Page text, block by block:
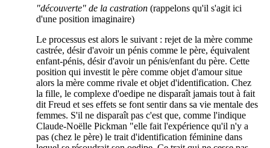
"découverte" de la castration (rappelons qu'il s'agit ici
d'une position imaginaire)
Le processus est alors le suivant : rejet de la mère comme
castrée, désir d'avoir un pénis comme le père, équivalent
enfant-pénis, désir d'avoir un pénis/enfant du père. Cette
position qui investit le père comme objet d'amour situe
alors la mère comme rivale et objet d'identification. Chez
la fille, le complexe d'oedipe ne disparaît jamais tout à fait
dit Freud et ses effets se font sentir dans sa vie mentale des
femmes. S'il ne disparaît pas c'est que, comme l'indique
Claude-Noëlle Pickman "elle fait l'expérience qu'il n'y a
pas (chez le père) le trait d'identification féminine dans